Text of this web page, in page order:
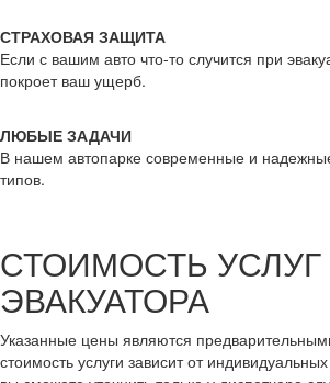
СТРАХОВАЯ ЗАЩИТА
Если с вашим авто что-то случится при
покроет ваш ущерб.
ЛЮБЫЕ ЗАДАЧИ
В нашем автопарке современные и
типов.
СТОИМОСТЬ УСЛУГ
ЭВАКУАТОРА
Указанные цены являются
стоимость услуги зависит от